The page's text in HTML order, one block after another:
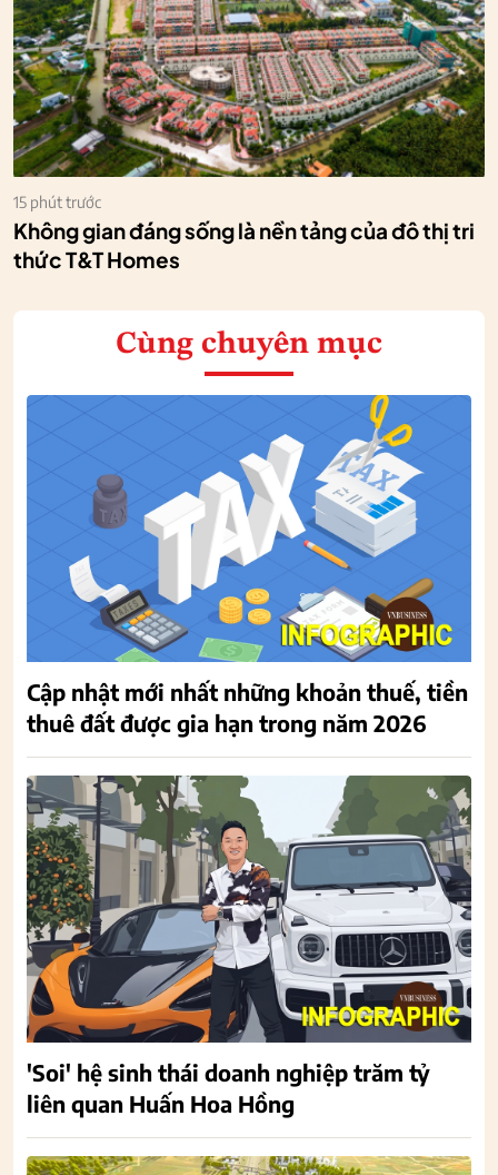
15 phút trước
Không gian đáng sống là nền tảng của đô thị tri
thức T&T Homes
Cùng chuyên mục
Cập nhật mới nhất những khoản thuế, tiền
thuê đất được gia hạn trong năm 2026
'Soi' hệ sinh thái doanh nghiệp trăm tỷ
liên quan Huấn Hoa Hồng